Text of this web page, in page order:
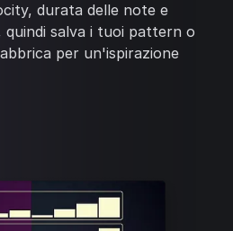
durata delle note e
salva i tuoi pattern o
per un'ispirazione